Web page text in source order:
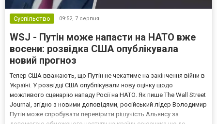
Суспільство 09:52, 7 серпня
WSJ - Путін може напасти на НАТО вже
восени: розвідка США опублікувала
новий прогноз
Тепер США вважають, що Путін не чекатиме на закінчення війни в
Україні. У розвідці США опублікували нову оцінку щодо
можливого сценарію нападу Росії на НАТО. Як пише The Wall Street
Journal, згідно з новими доповідями, російський лідер Володимир
Путін може спробувати перевірити рішучість Альянсу за